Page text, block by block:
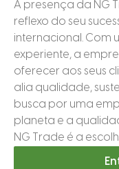
A presença da NG
reflexo do seu
internacional. Com
experiente, a
oferecer aos seus
alia qualidade,
busca por uma
planeta e a
NG Trade é a